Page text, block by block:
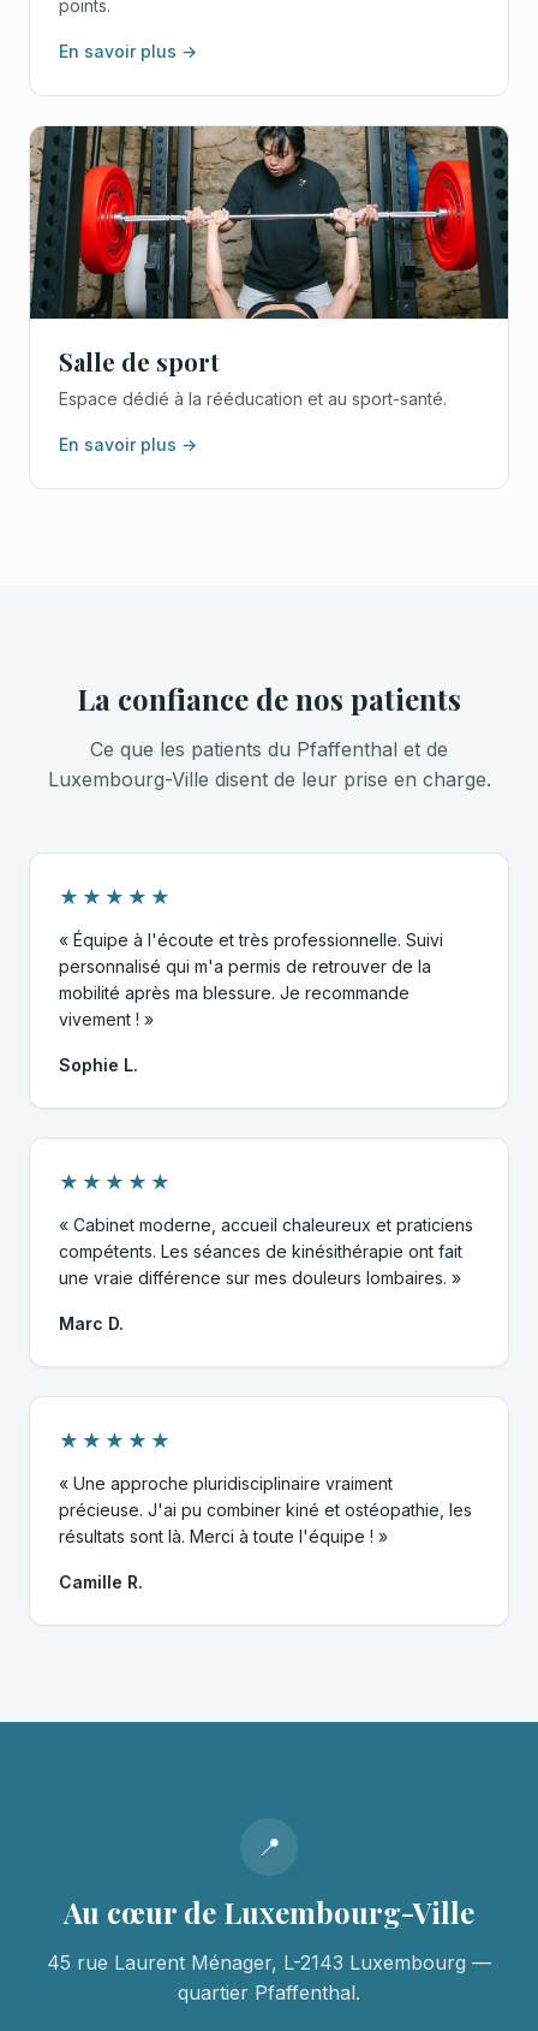
points.
En savoir plus →
Salle de sport
Espace dédié à la rééducation et au sport-santé.
En savoir plus →
La confiance de nos patients
Ce que les patients du Pfaffenthal et de
Luxembourg-Ville disent de leur prise en charge.
★★★★★
« Équipe à l'écoute et très professionnelle. Suivi
personnalisé qui m'a permis de retrouver de la
mobilité après ma blessure. Je recommande
vivement ! »
Sophie L.
★★★★★
« Cabinet moderne, accueil chaleureux et praticiens
compétents. Les séances de kinésithérapie ont fait
une vraie différence sur mes douleurs lombaires. »
Marc D.
★★★★★
« Une approche pluridisciplinaire vraiment
précieuse. J'ai pu combiner kiné et ostéopathie, les
résultats sont là. Merci à toute l'équipe ! »
Camille R.
📍
Au cœur de Luxembourg-Ville
45 rue Laurent Ménager, L-2143 Luxembourg —
quartier Pfaffenthal.